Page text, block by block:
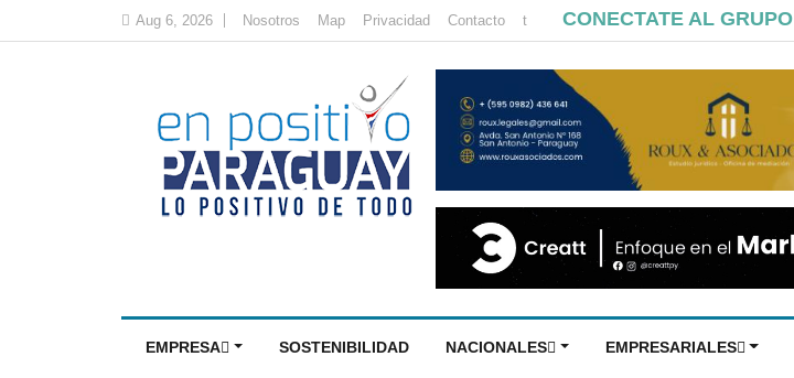
Aug 6, 2026 Nosotros Map Privacidad Contacto t CONECTATE AL GRUPO
EMPRESA SOSTENIBILIDAD NACIONALES EMPRESARIALES